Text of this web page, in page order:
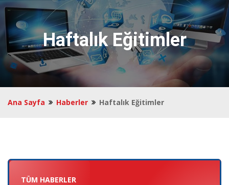
Haftalık Eğitimler
Ana Sayfa Haberler Haftalık Eğitimler
TÜM HABERLER